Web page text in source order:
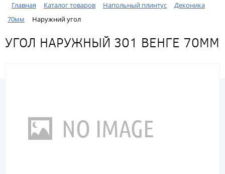
Главная Каталог товаров Напольный плинтус
Деконика
70мм
Наружний угол
УГОЛ НАРУЖНЫЙ 301 ВЕНГЕ 70ММ